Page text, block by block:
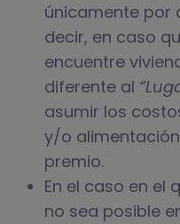
únicamente por
decir, en caso
encuentre
diferente al
asumir los
y/o
premio.
En el caso en el
no sea posible